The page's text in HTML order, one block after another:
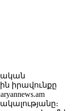
իրավունքը